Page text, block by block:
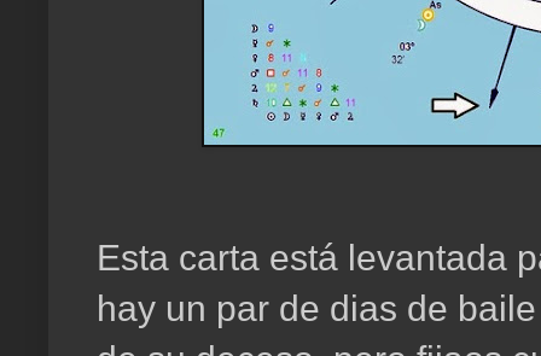
Esta carta está levantada
hay un par de dias de